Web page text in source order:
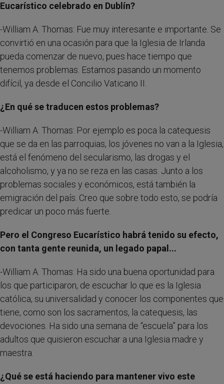
Eucarístico celebrado en Dublín?
-William A. Thomas: Fue muy interesante e importante. Se
convirtió en una ocasión para que la Iglesia de Irlanda
pueda comenzar de nuevo, pues hace tiempo que
tenemos problemas. Estamos pasando un momento
difícil, ya desde el Concilio Vaticano II.
¿En qué se traducen estos problemas?
-William A. Thomas: Por ejemplo es poca la catequesis
que se da en las parroquias, los jóvenes no van a la Iglesia,
está el fenómeno del secularismo, las drogas y el
alcoholismo, y ya no se reza en las casas. Junto a los
problemas sociales y económicos, está también la
emigración del país. Creo que sobre todo esto, se podría
predicar un poco más fuerte.
Pero el Congreso Eucarístico habrá tenido su efecto,
con tanta gente reunida, un legado papal...
-William A. Thomas: Ha sido una buena oportunidad para
los que participaron, de escuchar lo que es la Iglesia
católica, su universalidad y conocer los componentes que
tiene, como son los sacramentos, la catequesis, las
devociones. Ha sido una semana de “escuela” para los
adultos que quisieron escuchar a una Iglesia madre y
maestra.
¿Qué se está haciendo para mantener vivo este